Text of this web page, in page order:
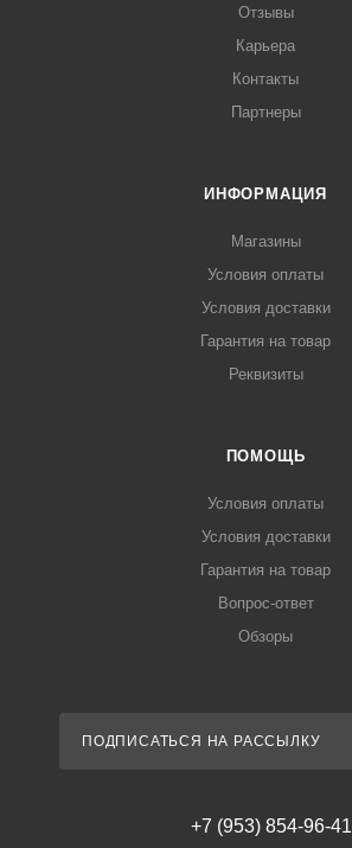
Отзывы
Карьера
Контакты
Партнеры
ИНФОРМАЦИЯ
Магазины
Условия оплаты
Условия доставки
Гарантия на товар
Реквизиты
ПОМОЩЬ
Условия оплаты
Условия доставки
Гарантия на товар
Вопрос-ответ
Обзоры
ПОДПИСАТЬСЯ НА РАССЫЛКУ
+7 (953) 854-96-41